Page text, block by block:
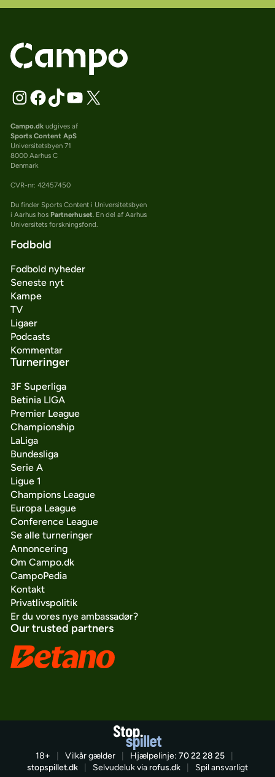
Campo.dkudgives af
Sports Content ApS
Universitetsbyen 71
8000 Aarhus C
Denmark
CVR-nr: 42457450
Du finder Sports Content i Universitetsbyen
i Aarhus hos Partnerhuset. En del af Aarhus
Universitets forskningsfond.
Fodbold
Fodbold nyheder
Seneste nyt
Kampe
TV
Ligaer
Podcasts
Kommentar
Turneringer
3F Superliga
Betinia LIGA
Premier League
Championship
LaLiga
Bundesliga
Serie A
Ligue 1
Champions League
Europa League
Conference League
Se alle turneringer
Annoncering
Om Campo.dk
CampoPedia
Kontakt
Privatlivspolitik
Er du vores nye ambassadør?
Our trusted partners
18+ Vilkår gælder Hjælpelinje: 70 22 28 25
stopspillet.dk
Selvudeluk via rofus.dk Spil ansvarligt